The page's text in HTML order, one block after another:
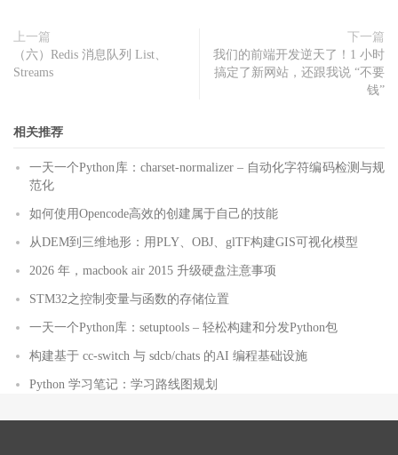
上一篇
（六）Redis 消息队列 List、
Streams
下一篇
我们的前端开发逆天了！1 小时
搞定了新网站，还跟我说 “不要
钱”
相关推荐
一天一个Python库：charset-normalizer – 自动化字符编码检测与规
范化
如何使用Opencode高效的创建属于自己的技能
从DEM到三维地形：用PLY、OBJ、glTF构建GIS可视化模型
2026 年，macbook air 2015 升级硬盘注意事项
STM32之控制变量与函数的存储位置
一天一个Python库：setuptools – 轻松构建和分发Python包
构建基于 cc-switch 与 sdcb/chats 的AI 编程基础设施
Python 学习笔记：学习路线图规划